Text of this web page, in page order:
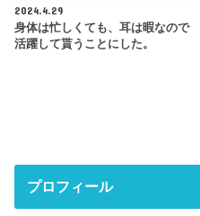
2024.4.29
身体は忙しくても、耳は暇なので
活躍して貰うことにした。
プロフィール